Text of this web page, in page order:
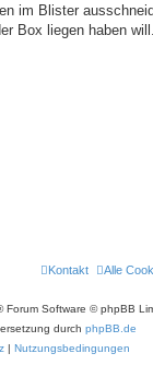
im Blister
Box liegen haben
Alle
Kontakt
Forum Software © phpBB
durch phpBB.de
| Nutzungsbedingungen